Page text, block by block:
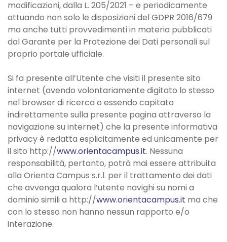
modificazioni, dalla L. 205/2021 – e periodicamente
attuando non solo le disposizioni del GDPR 2016/679
ma anche tutti provvedimenti in materia pubblicati
dal Garante per la Protezione dei Dati personali sul
proprio portale ufficiale.
Si fa presente all’Utente che visiti il presente sito
internet (avendo volontariamente digitato lo stesso
nel browser di ricerca o essendo capitato
indirettamente sulla presente pagina attraverso la
navigazione su internet) che la presente informativa
privacy è redatta esplicitamente ed unicamente per
il sito http://www.orientacampus.it. Nessuna
responsabilità, pertanto, potrà mai essere attribuita
alla Orienta Campus s.r.l. per il trattamento dei dati
che avvenga qualora l’utente navighi su nomi a
dominio simili a http://www.orientacampus.it ma che
con lo stesso non hanno nessun rapporto e/o
interazione.